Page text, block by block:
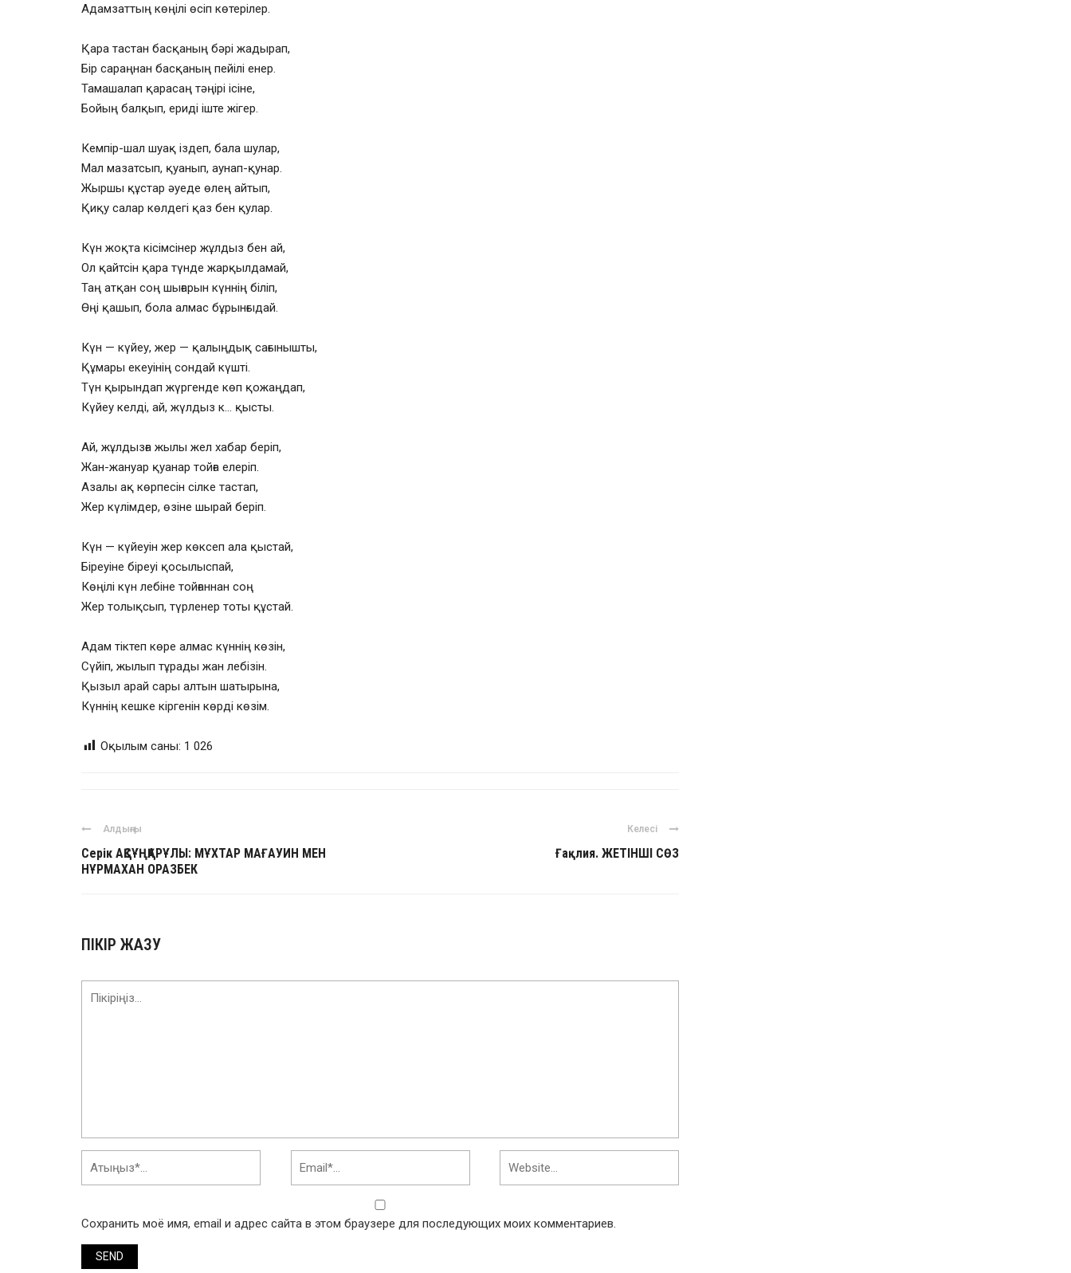
Адамзаттың көңілі өсіп көтерілер.
Қара тастан басқаның бәрі жадырап,
Бір сараңнан басқаның пейілі енер.
Тамашалап қарасаң тәңірі ісіне,
Бойың балқып, ериді іште жігер.
Кемпір-шал шуақ іздеп, бала шулар,
Мал мазатсып, қуанып, аунап-қунар.
Жыршы құстар әуеде өлең айтып,
Қиқу салар көлдегі қаз бен қулар.
Күн жоқта кісімсінер жұлдыз бен ай,
Ол қайтсін қара түнде жарқылдамай,
Таң атқан соң шығарын күннің біліп,
Өңі қашып, бола алмас бұрынғыдай.
Күн — күйеу, жер — қалыңдық сағынышты,
Құмары екеуінің сондай күшті.
Түн қырындап жүргенде көп қожаңдап,
Күйеу келді, ай, жүлдыз к… қысты.
Ай, жұлдызға жылы жел хабар беріп,
Жан-жануар қуанар тойға елеріп.
Азалы ақ көрпесін сілке тастап,
Жер күлімдер, өзіне шырай беріп.
Күн — күйеуін жер көксеп ала қыстай,
Біреуіне біреуі қосылыспай,
Көңілі күн лебіне тойғаннан соң
Жер толықсып, түрленер тоты құстай.
Адам тіктеп көре алмас күннің көзін,
Сүйіп, жылып тұрады жан лебізін.
Қызыл арай сары алтын шатырына,
Күннің кешке кіргенін көрді көзім.
Оқылым саны: 1 026
Алдыңғы
Серік АҚСҰҢҚАРҰЛЫ: МҰХТАР МАҒАУИН МЕН
НҰРМАХАН ОРАЗБЕК
Келесі
Ғақлия. ЖЕТІНШІ СӨЗ
ПІКІР ЖАЗУ
Сохранить моё имя, email и адрес сайта в этом браузере для последующих моих комментариев.